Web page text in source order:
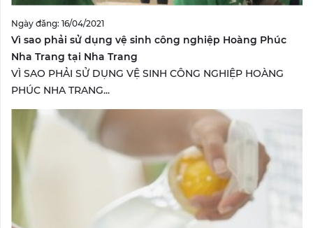
Ngày đăng: 16/04/2021
Vì sao phải sử dụng vệ sinh công nghiệp Hoàng Phúc
Nha Trang tại Nha Trang
VÌ SAO PHẢI SỬ DỤNG VỆ SINH CÔNG NGHIỆP HOÀNG
PHÚC NHA TRANG...